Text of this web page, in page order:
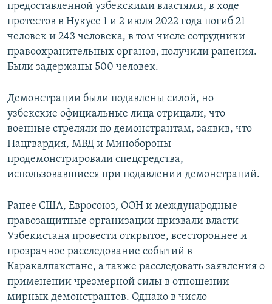
предоставленной узбекскими властями, в ходе
протестов в Нукусе 1 и 2 июля 2022 года погиб 21
человек и 243 человека, в том числе сотрудники
правоохранительных органов, получили ранения.
Были задержаны 500 человек.
Демонстрации были подавлены силой, но
узбекские официальные лица отрицали, что
военные стреляли по демонстрантам, заявив, что
Нацгвардия, МВД и Минобороны
продемонстрировали спецсредства,
использовавшиеся при подавлении демонстраций.
Ранее США, Евросоюз, ООН и международные
правозащитные организации призвали власти
Узбекистана провести открытое, всестороннее и
прозрачное расследование событий в
Каракалпакстане, а также расследовать заявления о
применении чрезмерной силы в отношении
мирных демонстрантов. Однако в число